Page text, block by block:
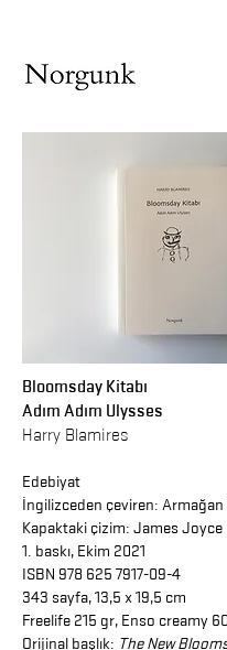
Bloomsday Kitabı
Adım Adım Ulysses
Harry Blamires
Edebiyat
İngilizceden çeviren: Armağan
Kapaktaki çizim: James Joyce
1. baskı, Ekim 2021
ISBN 978 625 7917-09-4
343 sayfa, 13,5 x 19,5 cm
Freelife 215 gr, Enso creamy
Orijinal başlık: The New